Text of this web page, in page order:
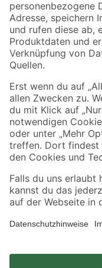
Zahlungsarten
Sicher einkaufen
Jetzt die toom-App
Alle Preisangaben in EUR inkl.
Umständen nicht in allen Märkten
Produkte nur solange der Vorrat
*Paketversand ab 59 €